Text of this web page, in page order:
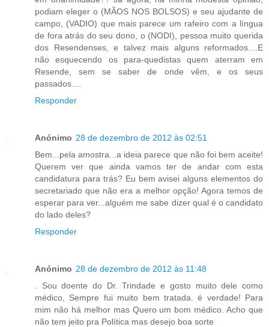
podiam eleger o (MÃOS NOS BOLSOS) e seu ajudante de
campo, (VADIO) que mais parece um rafeiro com a língua
de fora atrás do seu dono, o (NODI), pessoa muito querida
dos Resendenses, e talvez mais alguns reformados....E
não esquecendo os para-quedistas quem aterram em
Resende, sem se saber de onde vêm, e os seus
passados....
Responder
Anónimo 28 de dezembro de 2012 às 02:51
Bem...pela amostra...a ideia parece que não foi bem aceite!
Querem ver que ainda vamos ter de andar com esta
candidatura para trás? Eu bem avisei alguns elementos do
secretariado que não era a melhor opção! Agora temos de
esperar para ver...alguém me sabe dizer qual é o candidato
do lado deles?
Responder
Anónimo 28 de dezembro de 2012 às 11:48
. Sou doente do Dr. Trindade e gosto muito dele como
médico, Sempre fui muito bem tratada. é verdade! Para
mim não há melhor mas Quero um bom médico. Acho que
não tem jeito pra Política mas desejo boa sorte